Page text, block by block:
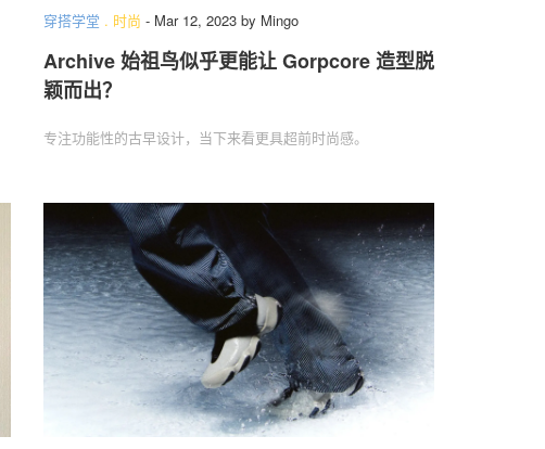
穿搭学堂 . 时尚 - Mar 12, 2023 by Mingo
Archive 始祖鸟似乎更能让 Gorpcore 造型脱
颖而出？
专注功能性的古早设计，当下来看更具超前时尚感。